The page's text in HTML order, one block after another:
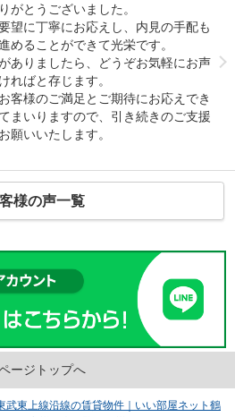
がとうございました。
望に丁寧にお応えし、内見の手配も
めることができて光栄です。
ありましたら、どうぞお気軽にお声
ればと存じます。
客様のご満足とご期待にお応えでき
まいりますので、引き続きのご支援
願いいたします。
様の声一覧
ージトップへ
武東上線沿線の賃貸物件｜いい部屋ネット鶴